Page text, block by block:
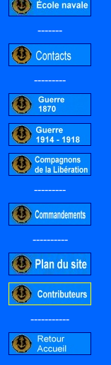
-------
---------
---------
----------
-----------